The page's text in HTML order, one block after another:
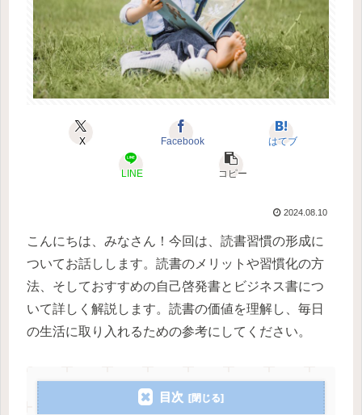
X Facebook はてブ
LINE コピー
2024.08.10
こんにちは、みなさん！今回は、読書習慣の形成に
ついてお話しします。読書のメリットや習慣化の方
法、そしておすすめの自己啓発書とビジネス書につ
いて詳しく解説します。読書の価値を理解し、毎日
の生活に取り入れるための参考にしてください。
目次